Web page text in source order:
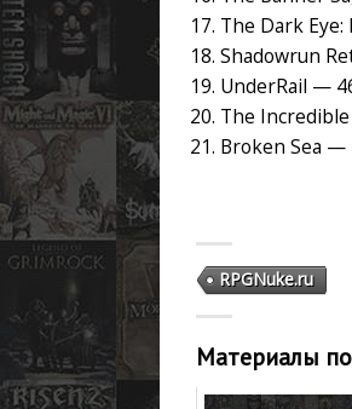
The Dark
Shadowrun
UnderRail —
The
Broken Sea —
RPGNuke.ru
Материалы